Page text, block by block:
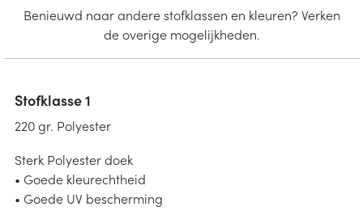
Benieuwd naar andere stofklassen en kleuren? Verken
de overige mogelijkheden.
Stofklasse 1
220 gr. Polyester
Sterk Polyester doek
• Goede kleurechtheid
• Goede UV bescherming